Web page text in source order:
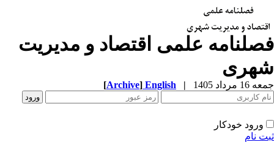
علمی اقتصاد و مدیریت
مرداد 1405 |
English
[Archive]
ورود خودکار
نام